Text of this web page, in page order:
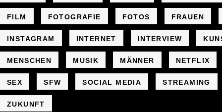
FILM FOTOGRAFIE FOTOS FRAUEN
INSTAGRAM INTERNET INTERVIEW
MENSCHEN MUSIK MÄNNER NETFLIX
SEX SFW SOCIAL MEDIA STREAMING
ZUKUNFT